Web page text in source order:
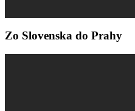
Zo Slovenska do Prahy